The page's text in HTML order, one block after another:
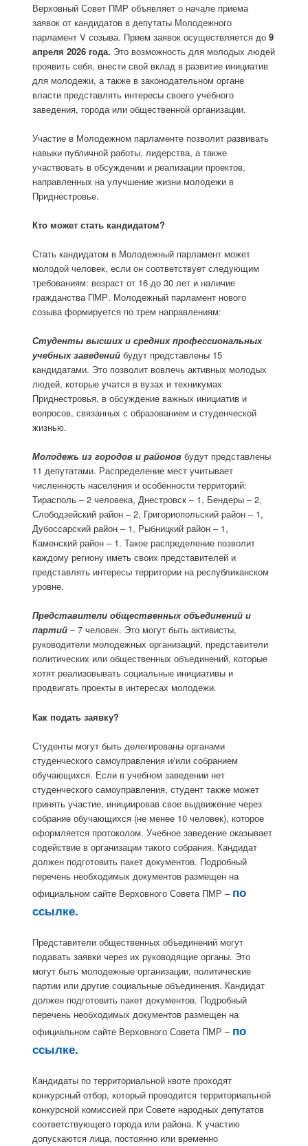
Верховный Совет ПМР объявляет о начале приема
заявок от кандидатов в депутаты Молодежного
парламент V созыва. Прием заявок осуществляется до9
апреля 2026 года. Это возможность для молодых людей
проявить себя, внести свой вклад в развитие инициатив
для молодежи, а также в законодательном органе
власти представлять интересы своего учебного
заведения, города или общественной организации.
Участие в Молодежном парламенте позволит развивать
навыки публичной работы, лидерства, а также
участвовать в обсуждении и реализации проектов,
направленных на улучшение жизни молодежи в
Приднестровье.
Кто может стать кандидатом?
Стать кандидатом в Молодежный парламент может
молодой человек, если он соответствует следующим
требованиям: возраст от 16 до 30 лет и наличие
гражданства ПМР. Молодежный парламент нового
созыва формируется по трем направлениям:
Студенты высших и средних профессиональных
учебных заведений будут представлены 15
кандидатами. Это позволит вовлечь активных молодых
людей, которые учатся в вузах и техникумах
Приднестровья, в обсуждение важных инициатив и
вопросов, связанных с образованием и студенческой
жизнью.
Молодежь из городов и районов будут представлены
11 депутатами. Распределение мест учитывает
численность населения и особенности территорий:
Тирасполь – 2 человека, Днестровск – 1, Бендеры – 2,
Слободзейский район – 2, Григориопольский район – 1,
Дубоссарский район – 1, Рыбницкий район – 1,
Каменский район – 1. Такое распределение позволит
каждому региону иметь своих представителей и
представлять интересы территории на республиканском
уровне.
Представители общественных объединений и
партий – 7 человек. Это могут быть активисты,
руководители молодежных организаций, представители
политических или общественных объединений, которые
хотят реализовывать социальные инициативы и
продвигать проекты в интересах молодежи.
Как подать заявку?
Студенты могут быть делегированы органами
студенческого самоуправления и/или собранием
обучающихся. Если в учебном заведении нет
студенческого самоуправления, студент также может
принять участие, инициировав свое выдвижение через
собрание обучающихся (не менее 10 человек), которое
оформляется протоколом. Учебное заведение оказывает
содействие в организации такого собрания. Кандидат
должен подготовить пакет документов. Подробный
перечень необходимых документов размещен на
официальном сайте Верховного Совета ПМР – по
ссылке.
Представители общественных объединений могут
подавать заявки через их руководящие органы. Это
могут быть молодежные организации, политические
партии или другие социальные объединения. Кандидат
должен подготовить пакет документов. Подробный
перечень необходимых документов размещен на
официальном сайте Верховного Совета ПМР – по
ссылке.
Кандидаты по территориальной квоте проходят
конкурсный отбор, который проводится территориальной
конкурсной комиссией при Совете народных депутатов
соответствующего города или района. К участию
допускаются лица, постоянно или временно